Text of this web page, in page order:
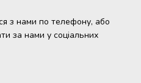
з нами по телефону, або
за нами у соціальних